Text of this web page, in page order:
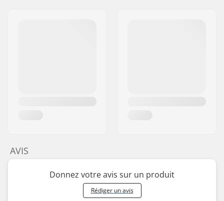
AVIS
Donnez votre avis sur un produit
Rédiger un avis